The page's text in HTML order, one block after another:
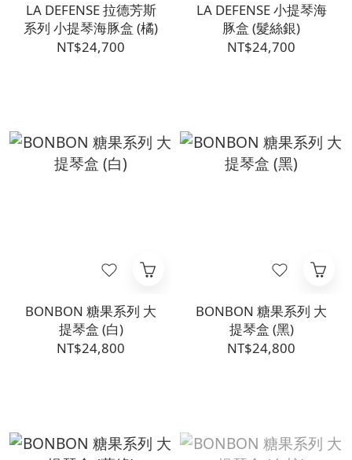
LA DEFENSE 拉德芳斯
系列 小提琴海豚盒 (橘)
NT$24,700
LA DEFENSE 小提琴海
豚盒 (髮絲銀)
NT$24,700
BONBON 糖果系列 大
提琴盒 (白)
NT$24,800
BONBON 糖果系列 大
提琴盒 (黑)
NT$24,800